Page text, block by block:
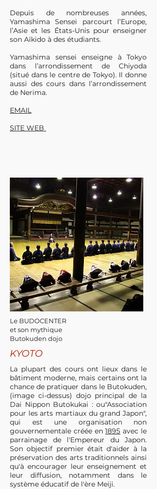
Depuis de nombreuses années,
Yamashima Sensei parcourt l’Europe,
l’Asie et les États-Unis pour enseigner
son Aïkido à des étudiants.
Yamashima sensei enseigne à Tokyo
dans l’arrondissement de Chiyoda
(situé dans le centre de Tokyo). Il donne
aussi des cours dans l’arrondissement
de Nerima.
EMAIL
SITE WEB
Le BUDOCENTER
et son mythique
Butokuden dojo
KYOTO
La plupart des cours ont lieux dans le
bâtiment moderne, mais certains ont la
chance de pratiquer dans le Butokuden,
(image ci-dessus) dojo principal de la
Dai Nippon Butokukai : ou"Association
pour les arts martiaux du grand Japon",
qui est une organisation non
gouvernementale créée en1895 avec le
parrainage de l'Empereur du Japon.
Son objectif premier était d'aider à la
préservation des arts traditionnels ainsi
qu'à encourager leur enseignement et
leur diffusion, notamment dans le
système éducatif de l'ère Meiji.